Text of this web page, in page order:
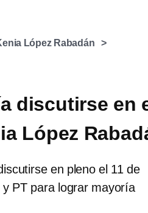
López Rabadán
discutirse en
López
en pleno el 11 de
PT para lograr mayoría